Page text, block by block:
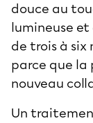
douce au
lumineuse et
de trois à six
parce que la
nouveau
Un